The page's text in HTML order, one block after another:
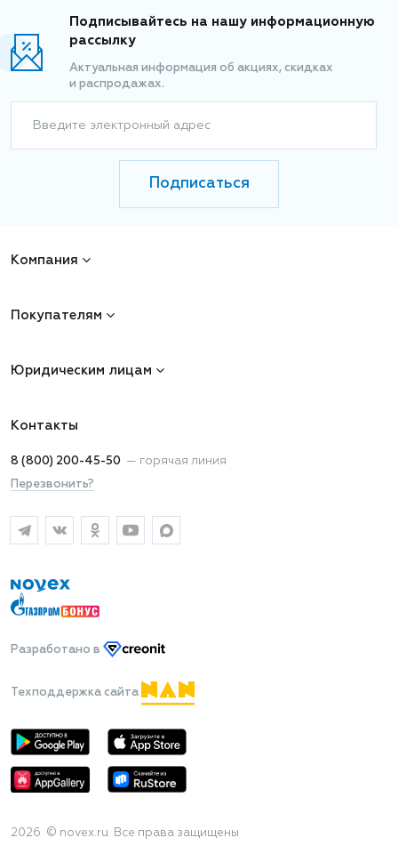
Подписывайтесь на нашу информационную
рассылку
Актуальная информация об акциях, скидках
и распродажах.
Введите электронный адрес
Подписаться
Компания
Покупателям
Юридическим лицам
Контакты
8 (800) 200-45-50 — горячая линия
Перезвонить?
Разработано в
Техподдержка сайта
2026 © novex.ru. Все права защищены